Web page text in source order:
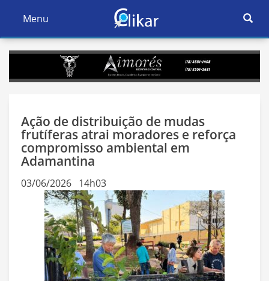
Ativar
Navegação
Menu
Ativar
Ação de distribuição de mudas
frutíferas atrai moradores e reforça
compromisso ambiental em
Adamantina
03/06/2026 14h03